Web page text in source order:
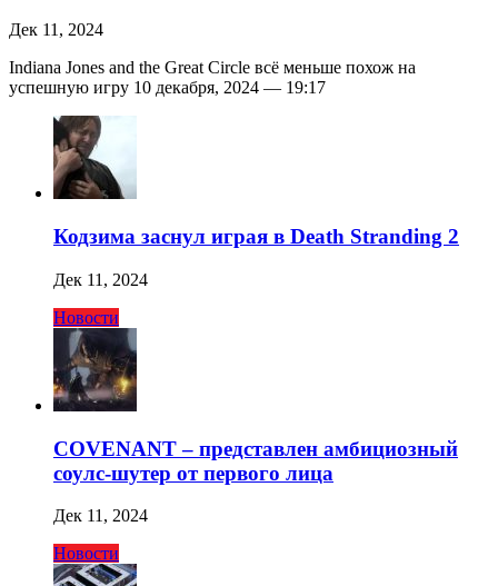
Дек 11, 2024
Indiana Jones and the Great Circle всё меньше похож на
успешную игру 10 декабря, 2024 — 19:17
Кодзима заснул играя в Death Stranding 2
Дек 11, 2024
Новости
COVENANT – представлен амбициозный
соулс-шутер от первого лица
Дек 11, 2024
Новости